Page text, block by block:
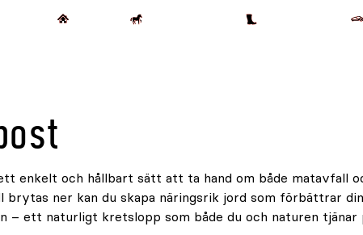
enkelt och hållbart sätt att ta hand om både matavfall
brytas ner kan du skapa näringsrik jord som förbättrar
– ett naturligt kretslopp som både du och naturen tjänar